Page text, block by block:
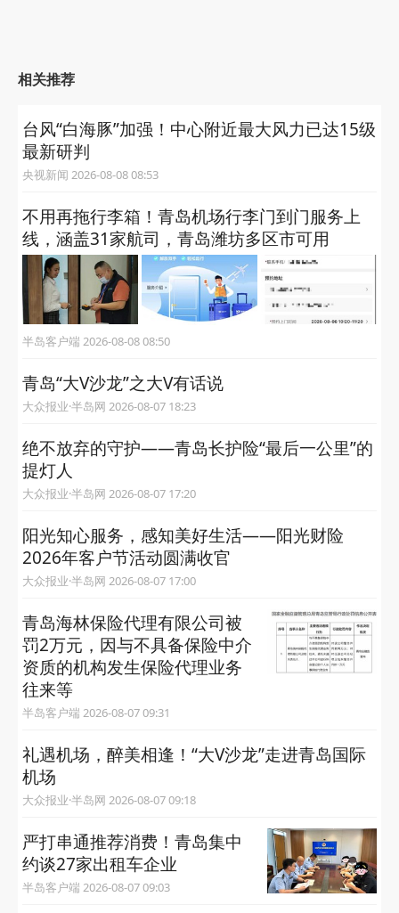
获取更多有用信息
相关推荐
台风“白海豚”加强！中心附近最大风力已达15级
最新研判
央视新闻 2026-08-08 08:53
不用再拖行李箱！青岛机场行李门到门服务上
线，涵盖31家航司，青岛潍坊多区市可用
青岛“大V沙龙”之大V有话说
大众报业·半岛网 2026-08-07 18:23
绝不放弃的守护——青岛长护险“最后一公里”的
提灯人
大众报业·半岛网 2026-08-07 17:20
阳光知心服务，感知美好生活——阳光财险
大众报业·半岛网 2026-08-07 17:00
青岛海林保险代理有限公司被
资质的机构发生保险代理业务
往来等
半岛客户端 2026-08-07 09:31